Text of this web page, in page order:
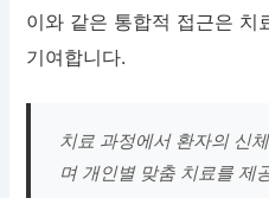
이와 같은 통합적 접근은 치
기여합니다.
치료 과정에서 환자의 신
며 개인별 맞춤 치료를 제